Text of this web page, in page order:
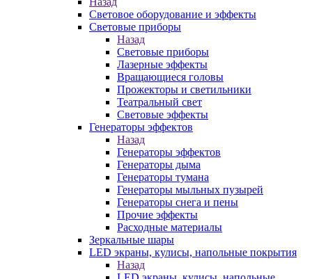
Световое оборудование и эффекты
Световые приборы
Назад
Световые приборы
Лазерные эффекты
Вращающиеся головы
Прожекторы и светильники
Театральный свет
Световые эффекты
Генераторы эффектов
Назад
Генераторы эффектов
Генераторы дыма
Генераторы тумана
Генераторы мыльных пузырей
Генераторы снега и пены
Прочие эффекты
Расходные материалы
Зеркальные шары
LED экраны, кулисы, напольные покрытия
Назад